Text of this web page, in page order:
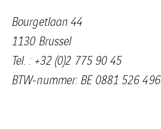
Bourgetlaan 44
1130 Brussel
Tel. : +32 (0)2 775 90 45
BTW-nummer: BE 0881 526 496